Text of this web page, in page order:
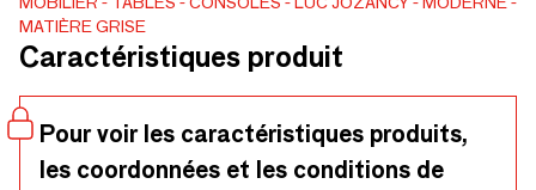
exclusivement. 40 coloris disponibles. Fabriqué en France
MATIÈRE GRISE
Caractéristiques produit
Pour voir les caractéristiques produits,
les coordonnées et les conditions de